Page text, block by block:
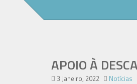
APOIO À
3 Janeiro, 2022 Notícias